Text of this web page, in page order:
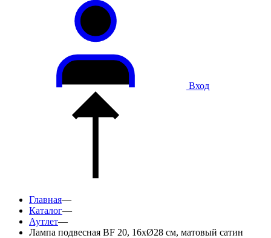
Вход
Главная—
Каталог—
Аутлет—
Лампа подвесная BF 20, 16хØ28 см, матовый сатин